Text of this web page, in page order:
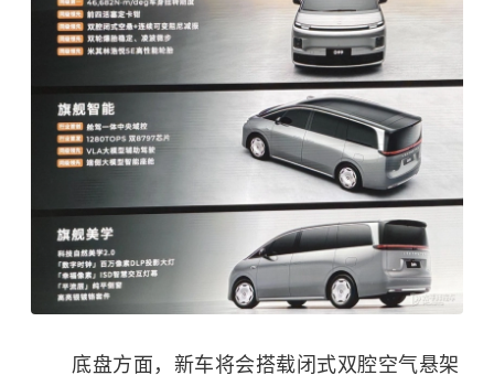
底盘方面，新车将会搭载闭式双腔空气悬架